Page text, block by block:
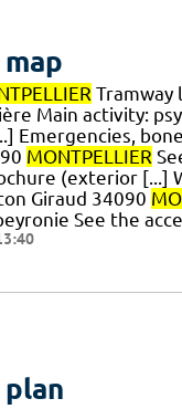
Tramway
Main activity:
Emergencies,
MONTPELLIER
(exterior [...]
Giraud 34090
See the
plan